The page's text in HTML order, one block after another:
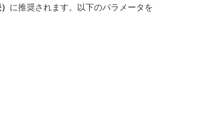
に推奨されます。以下のパラメータを